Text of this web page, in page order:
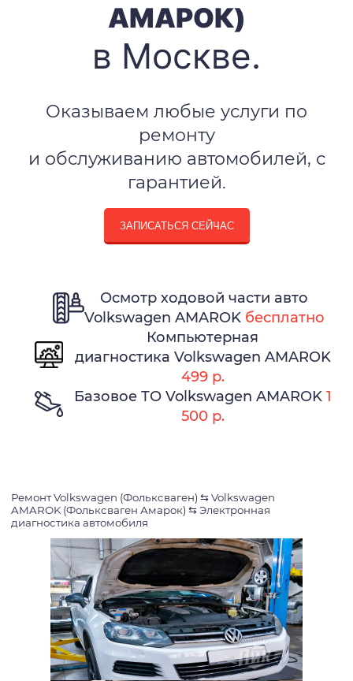
АМАРОК)
в Москве.
Оказываем любые услуги по
ремонту
и обслуживанию автомобилей, с
гарантией.
ЗАПИСАТЬСЯ СЕЙЧАС
Осмотр ходовой части авто
Volkswagen AMAROK бесплатно
Компьютерная
диагностика Volkswagen AMAROK
499 р.
Базовое ТО Volkswagen AMAROK 1
500 р.
Ремонт Volkswagen (Фольксваген) ⇆ Volkswagen
AMAROK (Фольксваген Амарок) ⇆ Электронная
диагностика автомобиля